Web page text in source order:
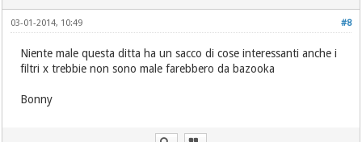
#8
03-01-2014, 10:49
Niente male questa ditta ha un sacco di cose interessanti anche i
filtri x trebbie non sono male farebbero da bazooka
Bonny